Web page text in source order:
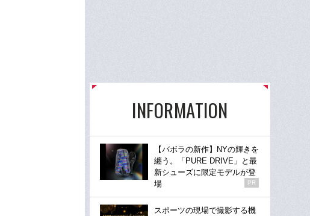
INFORMATION
【バボラの新作】NYの輝きを
纏う。「PURE DRIVE」と最
新シューズに限定モデルが登
場
PR
スポーツの現場で撮影する機